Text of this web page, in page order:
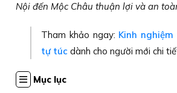
Nội đến Mộc Châu thuận lợi và an
Tham khảo ngay: Kinh
tự túc dành cho người mới chi
Mục lục